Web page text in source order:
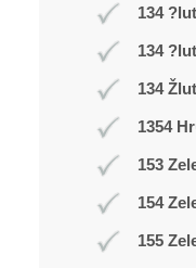
134 ?lut
134 ?lut
134
1354
153
154
155